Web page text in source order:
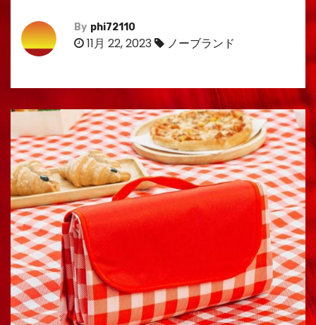
By phi72110
11月 22, 2023 ノーブランド